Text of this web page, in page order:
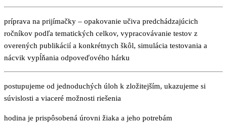
príprava na prijímačky – opakovanie učiva predchádzajúcich
ročníkov podľa tematických celkov, vypracovávanie testov z
overených publikácií a konkrétnych škôl, simulácia testovania a
nácvik vypĺňania odpoveďového hárku
postupujeme od jednoduchých úloh k zložitejším, ukazujeme si
súvislosti a viaceré možnosti riešenia
hodina je prispôsobená úrovni žiaka a jeho potrebám